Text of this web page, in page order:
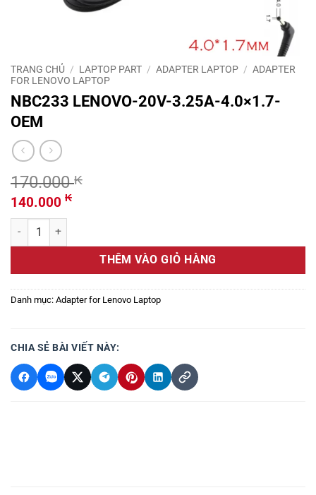
TRANG CHỦ / LAPTOP PART / ADAPTER LAPTOP / ADAPTER
FOR LENOVO LAPTOP
NBC233 LENOVO-20V-3.25A-4.0×1.7-
OEM
170.000₭
Giá
gốc
là:
170.000 ₭.
140.000 ₭Giá
là:
140.000 ₭.
NBC233 LENOVO-20V-3.25A-4.0x1.7-OEM số lượng
THÊM VÀO GIỎ HÀNG
Danh mục: Adapter for Lenovo Laptop
CHIA SẺ BÀI VIẾT NÀY: